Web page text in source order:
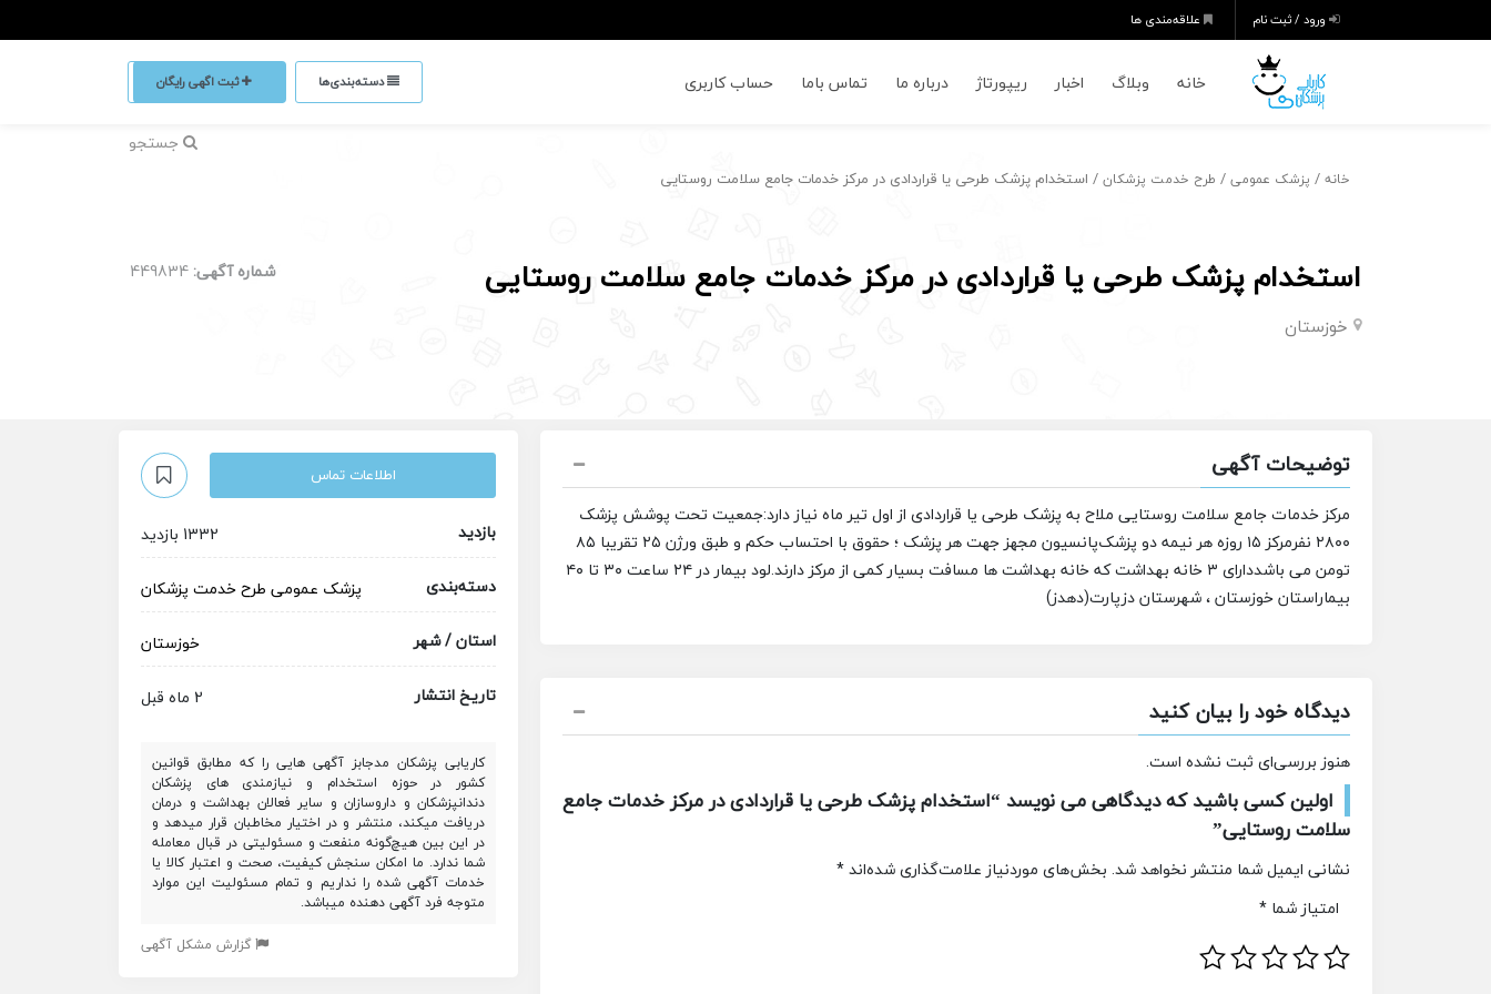
ورود / ثبت نام علاقه‌مندی ها
خانه وبلاگ اخبار ریپورتاژ درباره ما تماس باما حساب کاربری دسته‌بندی‌ها ثبت اگهی رایگان
جستجو
خانه / پزشک عمومی / طرح خدمت پزشکان / استخدام پزشک طرحی یا قراردادی در مرکز خدمات جامع سلامت روستایی
استخدام پزشک طرحی یا قراردادی در مرکز خدمات جامع سلامت روستایی
خوزستان
شماره آگهی: 449834
توضیحات آگهی
مرکز خدمات جامع سلامت روستایی ملاح به پزشک طرحی یا قراردادی از اول تیر ماه نیاز دارد:جمعیت تحت پوشش پزشک
۲۸۰۰ نفر
مرکز ۱۵ روزه هر نیمه دو پزشک پانسیون مجهز جهت هر پزشک ؛حقوق با احتساب حکم و طبق ورژن ۲۵
تقریبا ۸۵
تومن می باشددارای ۳ خانه بهداشت که خانه بهداشت ها مسافت بسیار کمی از مرکز دارند.
لود بیمار در ۲۴ ساعت ۳۰ تا ۴۰
بیماراستان خوزستان ، شهرستان دزپارت(دهدز)
دیدگاه خود را بیان کنید
هنوز بررسی‌ای ثبت نشده است.
اولین کسی باشید که دیدگاهی می نویسد “استخدام پزشک طرحی یا قراردادی در مرکز خدمات جامع
سلامت روستایی”
نشانی ایمیل شما منتشر نخواهد شد. بخش‌های موردنیاز علامت‌گذاری شده‌اند*
امتیاز شما *
اطلاعات تماس
بازدید
1332 بازدید
دسته‌بندی
پزشک عمومی طرح خدمت پزشکان
استان / شهر
خوزستان
تاریخ انتشار
2 ماه قبل
کاریابی پزشکان مدجابز آگهی هایی را که مطابق قوانین
کشور در حوزه استخدام و نیازمندی های پزشکان
دندانپزشکان و داروسازان و سایر فعالان بهداشت و درمان
دریافت میکند، منتشر و در اختیار مخاطبان قرار میدهد و
در این بین هیچ‌گونه منفعت و مسئولیتی در قبال معامله
شما ندارد. ما امکان سنجش کیفیت، صحت و اعتبار کالا یا
خدمات آگهی شده را نداریم و تمام مسئولیت این موارد
متوجه فرد آگهی دهنده میباشد.
گزارش مشکل آگهی